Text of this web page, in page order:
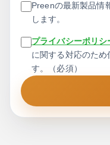
Preenの最新製品情
します。
プライバシーポリシ
に関する対応のため
す。（必須）